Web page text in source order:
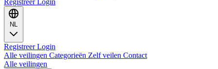
RegistreerLogin
NL
RegistreerLogin
Alle veilingen Categorieën Zelf veilen Contact
Alle veilingen